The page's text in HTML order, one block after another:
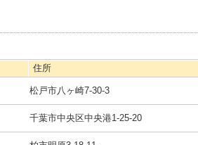
住所
松戸市八ヶ崎7‐30‐3
千葉市中央区中央港1-25-20